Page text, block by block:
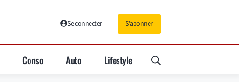
Se connecter S'abonner
Conso Auto Lifestyle